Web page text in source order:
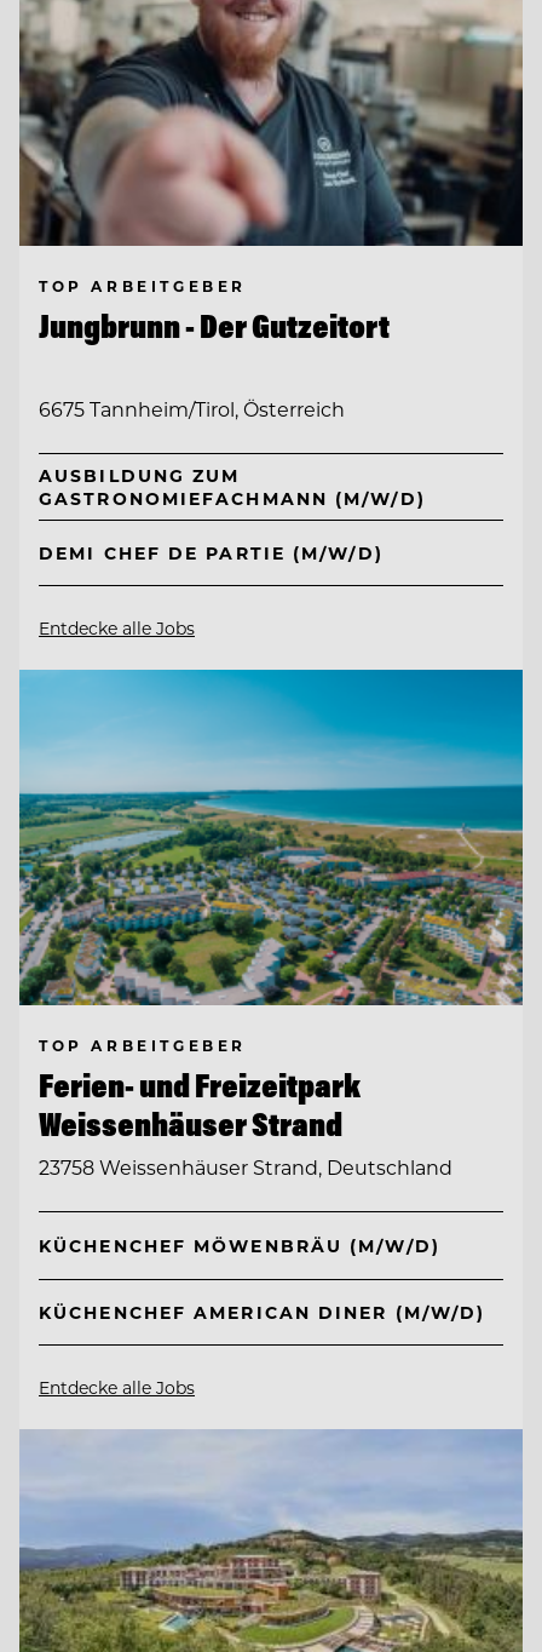
TOP ARBEITGEBER
Jungbrunn - Der Gutzeitort
6675 Tannheim/Tirol, Österreich
AUSBILDUNG ZUM
GASTRONOMIEFACHMANN (M/W/D)
DEMI CHEF DE PARTIE (M/W/D)
Entdecke alle Jobs
TOP ARBEITGEBER
Ferien- und Freizeitpark
Weissenhäuser Strand
23758 Weissenhäuser Strand, Deutschland
KÜCHENCHEF MÖWENBRÄU (M/W/D)
KÜCHENCHEF AMERICAN DINER (M/W/D)
Entdecke alle Jobs